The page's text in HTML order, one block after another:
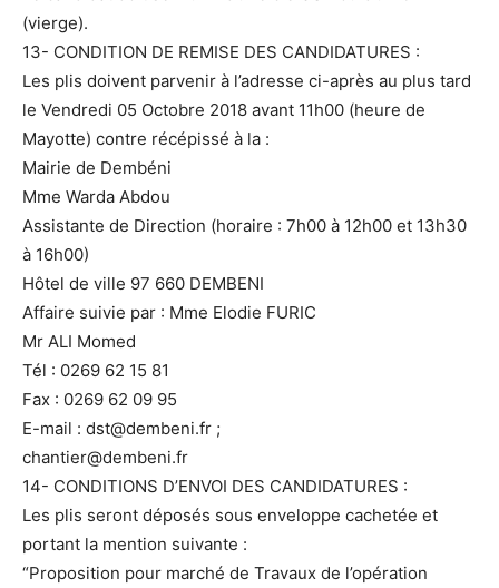
(vierge).
13- CONDITION DE REMISE DES CANDIDATURES :
Les plis doivent parvenir à l’adresse ci-après au plus tard
le Vendredi 05 Octobre 2018 avant 11h00 (heure de
Mayotte) contre récépissé à la :
Mairie de Dembéni
Mme Warda Abdou
Assistante de Direction (horaire : 7h00 à 12h00 et 13h30
à 16h00)
Hôtel de ville 97 660 DEMBENI
Affaire suivie par : Mme Elodie FURIC
Mr ALI Momed
Tél : 0269 62 15 81
Fax : 0269 62 09 95
E-mail : dst@dembeni.fr ;
chantier@dembeni.fr
14- CONDITIONS D’ENVOI DES CANDIDATURES :
Les plis seront déposés sous enveloppe cachetée et
portant la mention suivante :
“Proposition pour marché de Travaux de l’opération